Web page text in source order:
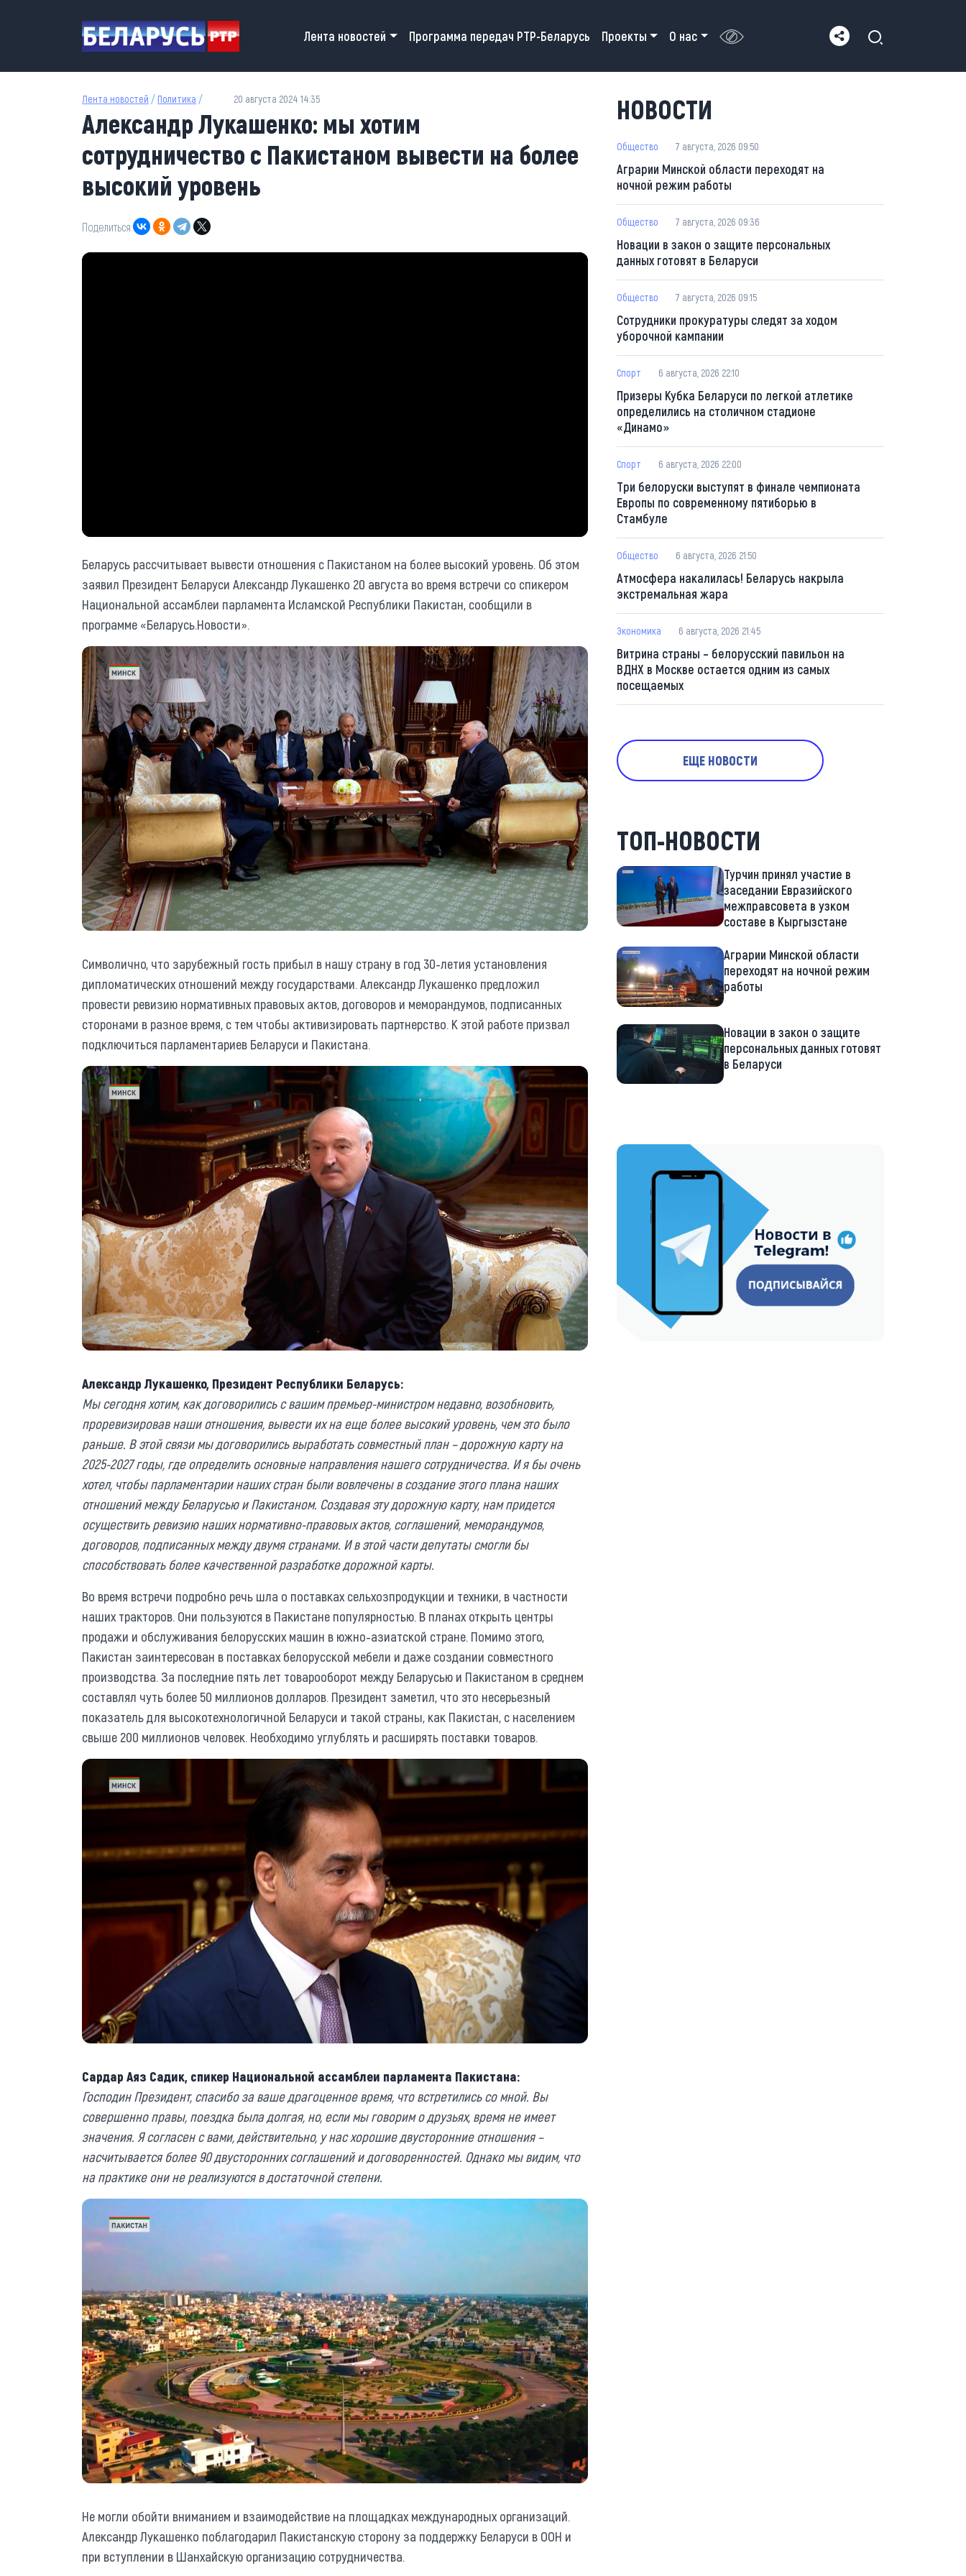
Main navigation
Лента новостей Программа передач РТР-Беларусь Проекты О нас
Лента новостей / Политика / 20 августа 2024 14:35
Александр Лукашенко: мы хотим
сотрудничество с Пакистаном вывести на более
высокий уровень
Поделиться:
Беларусь рассчитывает вывести отношения с Пакистаном на более высокий уровень. Об этом
заявил Президент Беларуси Александр Лукашенко 20 августа во время встречи со спикером
Национальной ассамблеи парламента Исламской Республики Пакистан, сообщили в
программе «Беларусь.Новости».
Символично, что зарубежный гость прибыл в нашу страну в год 30-летия установления
дипломатических отношений между государствами. Александр Лукашенко предложил
провести ревизию нормативных правовых актов, договоров и меморандумов, подписанных
сторонами в разное время, с тем чтобы активизировать партнерство. К этой работе призвал
подключиться парламентариев Беларуси и Пакистана.
Александр Лукашенко, Президент Республики Беларусь:
Мы сегодня хотим, как договорились с вашим премьер-министром недавно, возобновить,
проревизировав наши отношения, вывести их на еще более высокий уровень, чем это было
раньше. В этой связи мы договорились выработать совместный план – дорожную карту на
2025-2027 годы, где определить основные направления нашего сотрудничества. И я бы очень
хотел, чтобы парламентарии наших стран были вовлечены в создание этого плана наших
отношений между Беларусью и Пакистаном. Создавая эту дорожную карту, нам придется
осуществить ревизию наших нормативно-правовых актов, соглашений, меморандумов,
договоров, подписанных между двумя странами. И в этой части депутаты смогли бы
способствовать более качественной разработке дорожной карты.
Во время встречи подробно речь шла о поставках сельхозпродукции и техники, в частности
наших тракторов. Они пользуются в Пакистане популярностью. В планах открыть центры
продажи и обслуживания белорусских машин в южно-азиатской стране. Помимо этого,
Пакистан заинтересован в поставках белорусской мебели и даже создании совместного
производства. За последние пять лет товарооборот между Беларусью и Пакистаном в среднем
составлял чуть более 50 миллионов долларов. Президент заметил, что это несерьезный
показатель для высокотехнологичной Беларуси и такой страны, как Пакистан, с населением
свыше 200 миллионов человек. Необходимо углублять и расширять поставки товаров.
Сардар Аяз Садик, спикер Национальной ассамблеи парламента Пакистана:
Господин Президент, спасибо за ваше драгоценное время, что встретились со мной. Вы
совершенно правы, поездка была долгая, но, если мы говорим о друзьях, время не имеет
значения. Я согласен с вами, действительно, у нас хорошие двусторонние отношения –
насчитывается более 90 двусторонних соглашений и договоренностей. Однако мы видим, что
на практике они не реализуются в достаточной степени.
Не могли обойти вниманием и взаимодействие на площадках международных организаций.
Александр Лукашенко поблагодарил Пакистанскую сторону за поддержку Беларуси в ООН и
при вступлении в Шанхайскую организацию сотрудничества.
НОВОСТИ
Общество 7 августа, 2026 09:50
Аграрии Минской области переходят на
ночной режим работы
Общество 7 августа, 2026 09:36
Новации в закон о защите персональных
данных готовят в Беларуси
Общество 7 августа, 2026 09:15
Сотрудники прокуратуры следят за ходом
уборочной кампании
Спорт 6 августа, 2026 22:10
Призеры Кубка Беларуси по легкой атлетике
определились на столичном стадионе
«Динамо»
Спорт 6 августа, 2026 22:00
Три белоруски выступят в финале чемпионата
Европы по современному пятиборью в
Стамбуле
Общество 6 августа, 2026 21:50
Атмосфера накалилась! Беларусь накрыла
экстремальная жара
Экономика 6 августа, 2026 21:45
Витрина страны – белорусский павильон на
ВДНХ в Москве остается одним из самых
посещаемых
ЕЩЕ НОВОСТИ
ТОП-НОВОСТИ
Турчин принял участие в
заседании Евразийского
межправсовета в узком
составе в Кыргызстане
Аграрии Минской области
переходят на ночной режим
работы
Новации в закон о защите
персональных данных готовят
в Беларуси
https://t.me/minskctvby